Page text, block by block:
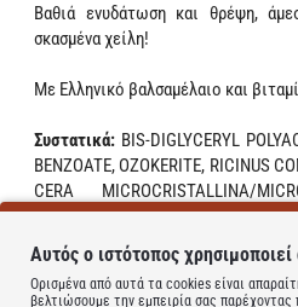
Βαθιά ενυδάτωση και θρέψη,
σκασμένα χείλη!
Με Ελληνικό βαλσαμέλαιο και
Συστατικά: BIS-DIGLYCERYL
BENZOATE, OZOKERITE, RICINUS
CERA MICROCRISTALLINA/
MICROCRISTALLINE,
ETHYLHEXYL PALMITATE, CERA
POLYETHYLENE,
(SHEA) BUTTER, TITANIUM
Αυτός ο ιστότοπος
Ορισμένα από αυτά τα cookies είναι
βελτιώσουμε την εμπειρία σας